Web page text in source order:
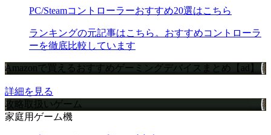
PC/Steamコントローラーおすすめ20選はこちら
ランキングの元記事はこちら。おすすめコントローラ
ーを徹底比較しています
Amazonで買えるおすすめゲーミングデバイスまとめ【ad】
詳細を見る
攻略取扱いゲーム
家庭用ゲーム機